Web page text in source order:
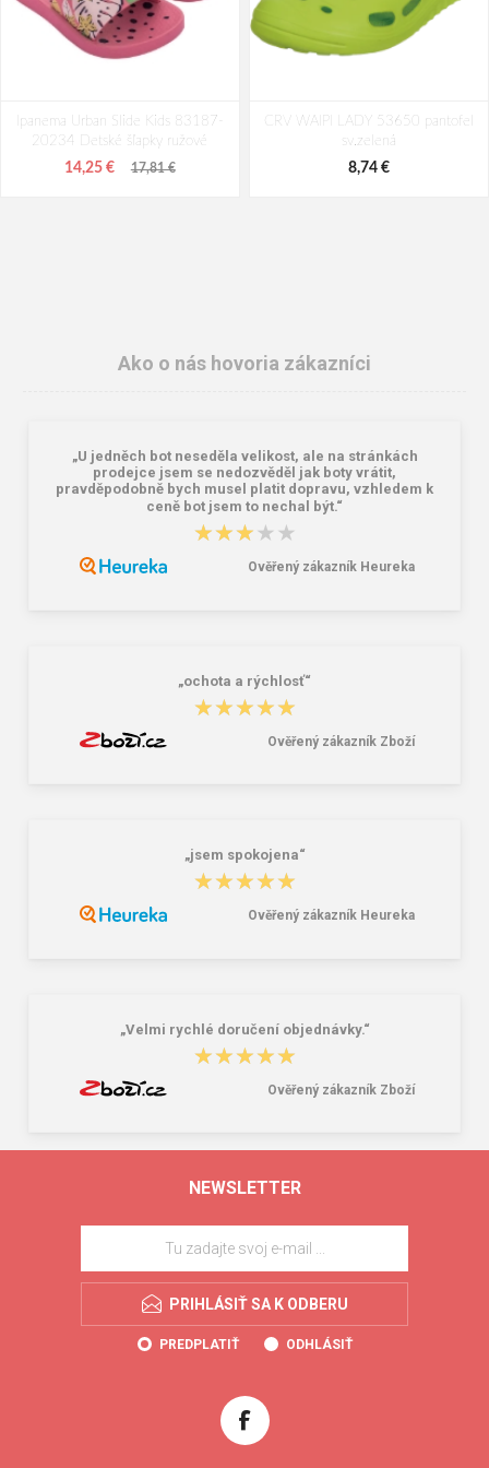
Ipanema Urban Slide Kids 83187-
20234 Detské šľapky ružové
14,25 € 17,81 €
CRV WAIPI LADY 53650 pantofel
sv.zelená
8,74 €
CRV WAIPI LADY 53650 pantofel
bílá
Coqui LINDO 6413 Dámske
sandále Lt. mint/Turquoise summer +
Ako o nás hovoria zákazníci
„U jedněch bot neseděla velikost, ale na stránkách
prodejce jsem se nedozvěděl jak boty vrátit,
pravděpodobně bych musel platit dopravu, vzhledem k
ceně bot jsem to nechal být.“
★★★★★
★★★★★
Ověřený zákazník Heureka
„ochota a rýchlosť“
★★★★★
★★★★★
Ověřený zákazník Zboží
„jsem spokojena“
★★★★★
★★★★★
Ověřený zákazník Heureka
„Velmi rychlé doručení objednávky.“
★★★★★
★★★★★
Ověřený zákazník Zboží
NEWSLETTER
PRIHLÁSIŤ SA K ODBERU
PREDPLATIŤ ODHLÁSIŤ